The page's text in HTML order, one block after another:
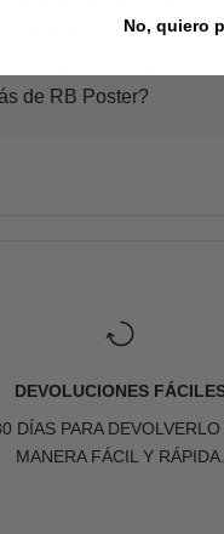
llega dañado?
de RB Poster?
DEVOLUCIONES
DÍAS PARA DEVOLVERLO
MANERA FÁCIL Y RÁPIDA.
No, quiero